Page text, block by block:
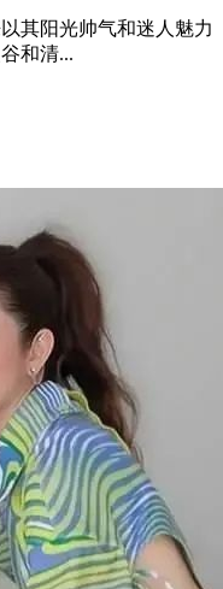
其阳光帅气和迷人魅力
和清...